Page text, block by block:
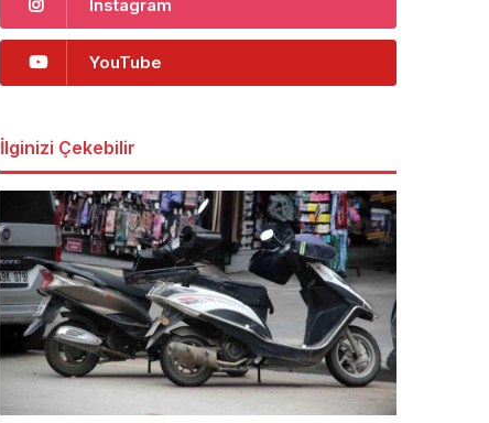
Instagram
YouTube
İlginizi Çekebilir